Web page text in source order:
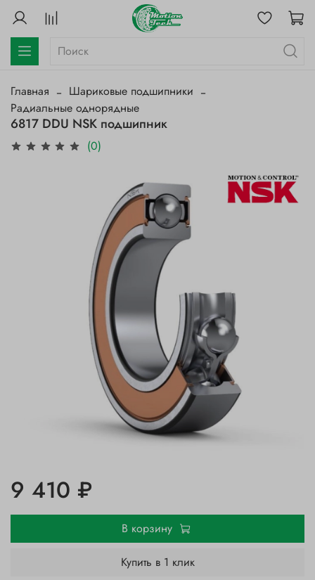
Главная
Шариковые подшипники
Радиальные однорядные
6817 DDU NSK подшипник
(0)
9 410 ₽
В корзину
Купить в 1 клик